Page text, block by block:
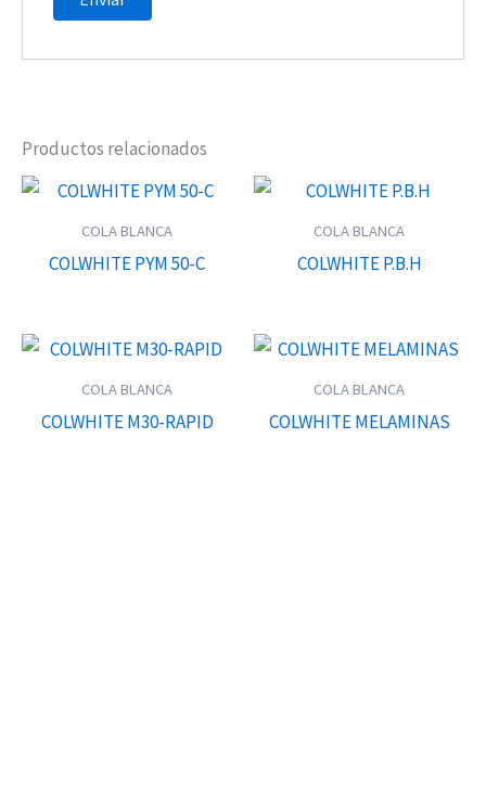
Productos relacionados
COLA BLANCA
COLWHITE PYM 50-C
COLA BLANCA
COLWHITE P.B.H
COLA BLANCA
COLWHITE M30-RAPID
COLA BLANCA
COLWHITE MELAMINAS